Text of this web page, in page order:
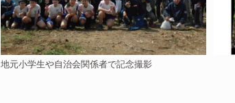
地元小学生や自治会関係者で記念撮影